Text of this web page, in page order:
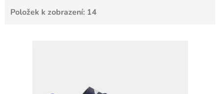
Položek k zobrazení: 14